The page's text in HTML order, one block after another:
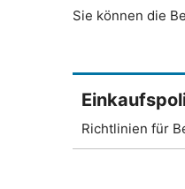
Sie können die
Richtlinien für